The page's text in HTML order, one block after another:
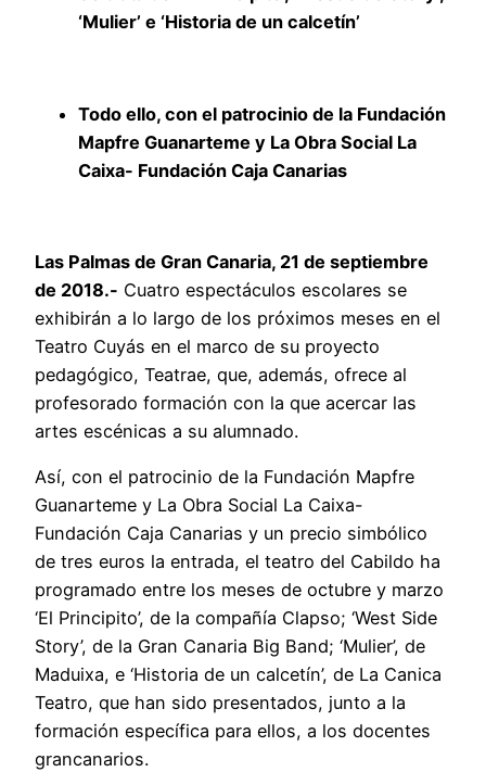
‘Mulier’ e ‘Historia de un calcetín’
Todo ello, con el patrocinio de la Fundación
Mapfre Guanarteme y La Obra Social La
Caixa- Fundación Caja Canarias
Las Palmas de Gran Canaria, 21 de septiembre
de 2018.- Cuatro espectáculos escolares se
exhibirán a lo largo de los próximos meses en el
Teatro Cuyás en el marco de su proyecto
pedagógico, Teatrae, que, además, ofrece al
profesorado formación con la que acercar las
artes escénicas a su alumnado.
Así, con el patrocinio de la Fundación Mapfre
Guanarteme y La Obra Social La Caixa-
Fundación Caja Canarias y un precio simbólico
de tres euros la entrada, el teatro del Cabildo ha
programado entre los meses de octubre y marzo
‘El Principito’, de la compañía Clapso; ‘West Side
Story’, de la Gran Canaria Big Band; ‘Mulier’, de
Maduixa, e ‘Historia de un calcetín’, de La Canica
Teatro, que han sido presentados, junto a la
formación específica para ellos, a los docentes
grancanarios.